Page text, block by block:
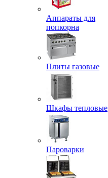
Аппараты для
попкорна
Плиты газовые
Шкафы тепловые
Пароварки